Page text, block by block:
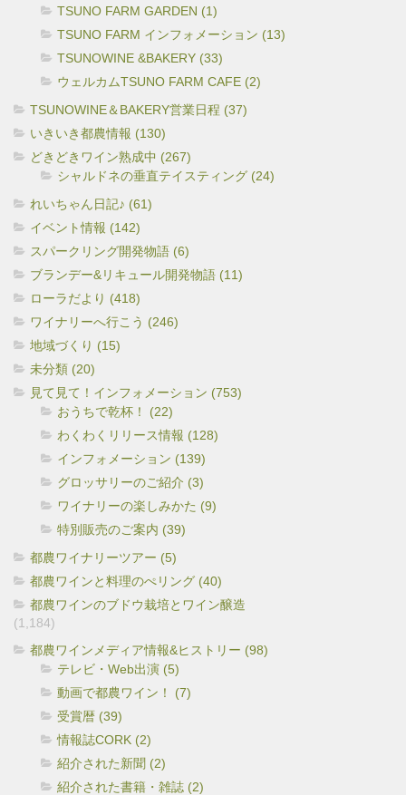
TSUNO FARM GARDEN (1)
TSUNO FARM インフォメーション (13)
TSUNOWINE &BAKERY (33)
ウェルカムTSUNO FARM CAFE (2)
TSUNOWINE＆BAKERY営業日程 (37)
いきいき都農情報 (130)
どきどきワイン熟成中 (267)
シャルドネの垂直テイスティング (24)
れいちゃん日記♪ (61)
イベント情報 (142)
スパークリング開発物語 (6)
ブランデー&リキュール開発物語 (11)
ローラだより (418)
ワイナリーへ行こう (246)
地域づくり (15)
未分類 (20)
見て見て！インフォメーション (753)
おうちで乾杯！ (22)
わくわくリリース情報 (128)
インフォメーション (139)
グロッサリーのご紹介 (3)
ワイナリーの楽しみかた (9)
特別販売のご案内 (39)
都農ワイナリーツアー (5)
都農ワインと料理のぺリング (40)
都農ワインのブドウ栽培とワイン醸造
(1,184)
都農ワインメディア情報&ヒストリー (98)
テレビ・Web出演 (5)
動画で都農ワイン！ (7)
受賞暦 (39)
情報誌CORK (2)
紹介された新聞 (2)
紹介された書籍・雑誌 (2)